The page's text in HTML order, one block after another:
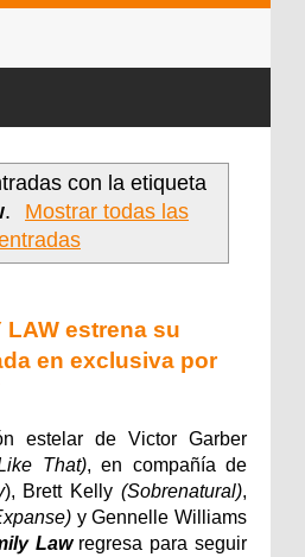
con la etiqueta
.
Mostrar todas las
LAW estrena su
en exclusiva por
That), en compañía de
), Brett Kelly (Sobrenatural),
Law regresa para seguir